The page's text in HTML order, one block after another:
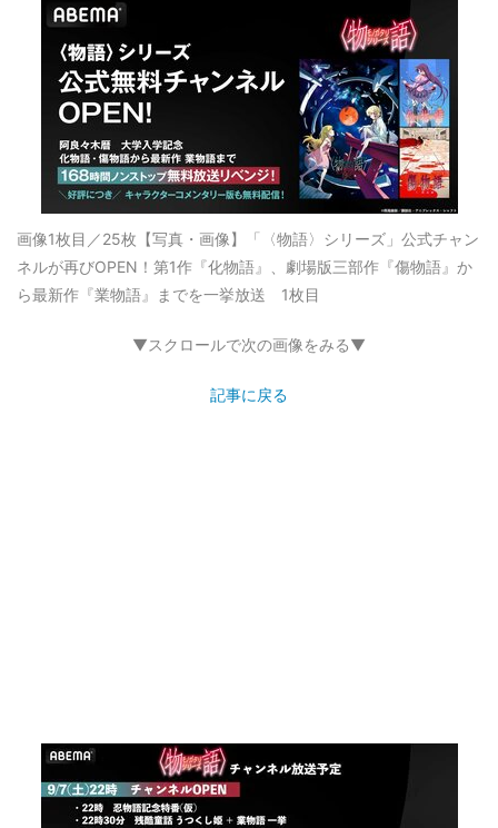
画像1枚目／25枚 【写真・画像】「〈物語〉シリーズ」公式チャン
ネルが再びOPEN！第1作『化物語』、劇場版三部作『傷物語』か
ら最新作『業物語』までを一挙放送 1枚目
▼スクロールで次の画像をみる▼
記事に戻る